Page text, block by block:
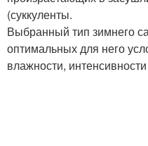
(суккуленты.
Выбранный тип зимнего
оптимальных для него
влажности,